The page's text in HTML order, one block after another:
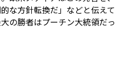
な方針転換だ」などと伝えて
の勝者はプーチン大統領だっ